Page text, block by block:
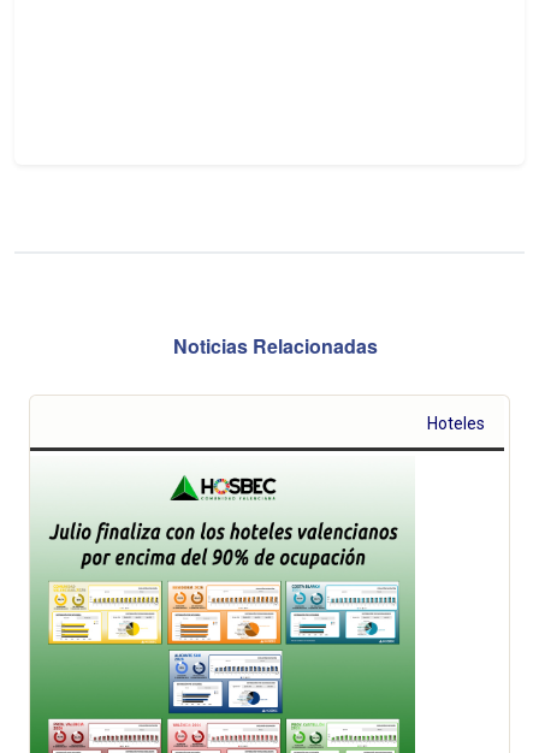
Noticias Relacionadas
Hoteles